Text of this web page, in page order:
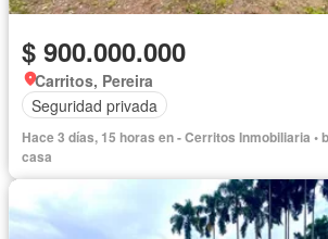
$ 900.000.000
Carritos, Pereira
Seguridad privada
Hace 3 días, 15 horas en - Cerritos Inmobiliaria •
casa